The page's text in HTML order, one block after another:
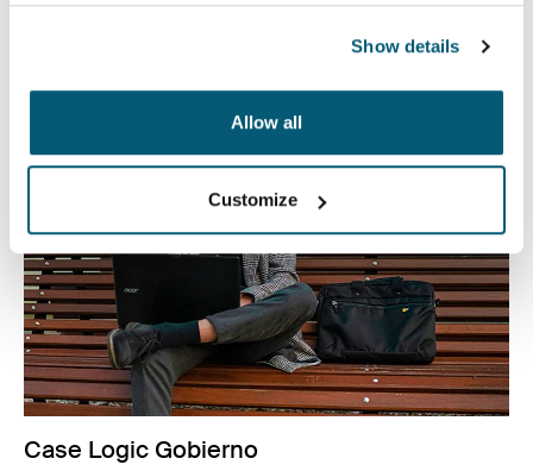
Show details
Allow all
Customize
Case Logic Gobierno